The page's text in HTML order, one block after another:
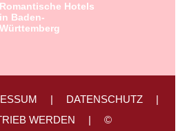
Romantische Hotels
in Baden-
Württemberg
| DATENSCHUTZ
|
WERDEN
|
©